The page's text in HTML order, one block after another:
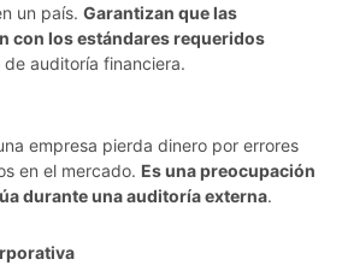
un país. Garantizan que las
con los estándares requeridos
auditoría financiera.
empresa pierda dinero por errores
en el mercado. Es una preocupación
durante una auditoría externa.